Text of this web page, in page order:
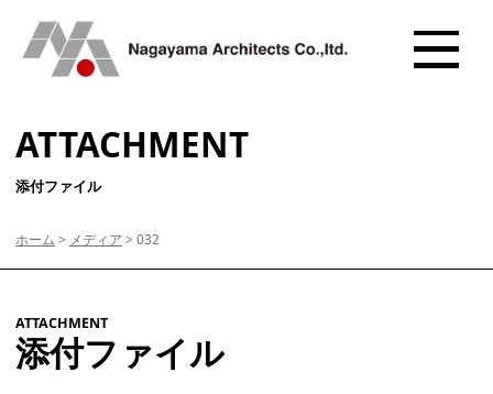
ATTACHMENT
添付ファイル
ホーム > メディア > 032
ATTACHMENT
添付ファイル